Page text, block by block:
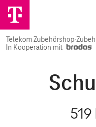
Telekom Zubehörshop·
In Kooperation mit
519